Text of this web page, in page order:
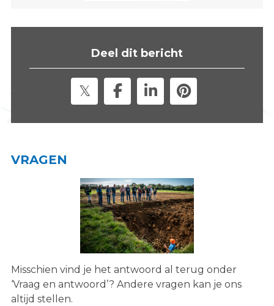
i
Deel dit bericht
VRAGEN
Misschien vind je het antwoord al terug onder
‘Vraag en antwoord’? Andere vragen kan je ons
altijd stellen.